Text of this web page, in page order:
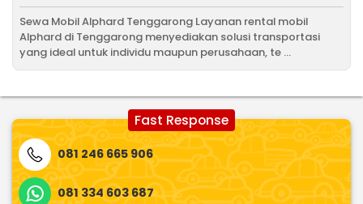
Sewa Mobil Alphard Tenggarong Layanan rental mobil
Alphard di Tenggarong menyediakan solusi transportasi
yang ideal untuk individu maupun perusahaan, te ...
Fast Response
081 246 665 906
081 334 603 687